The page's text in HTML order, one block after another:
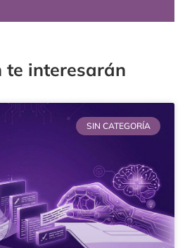
te interesarán
SIN CATEGORÍA